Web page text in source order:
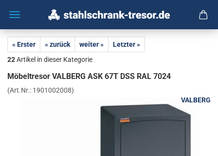
« Erster « zurück weiter »
Letzter »
22Artikel in dieser Kategorie
Mö­bel­tre­sor VAL­BERG ASK 67T DSS RAL 7024
(Art.Nr.: 1901002008)
VALBERG